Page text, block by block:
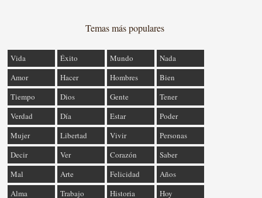
Temas más populares
Vida Éxito Mundo
Nada
Amor
Hacer Hombres
Bien
Tiempo
Dios Gente
Tener
Verdad
Día Estar
Poder
Mujer
Libertad Vivir
Personas
Decir
Ver Corazón
Saber
Mal
Arte Felicidad
Años
Alma
Trabajo Historia Hoy